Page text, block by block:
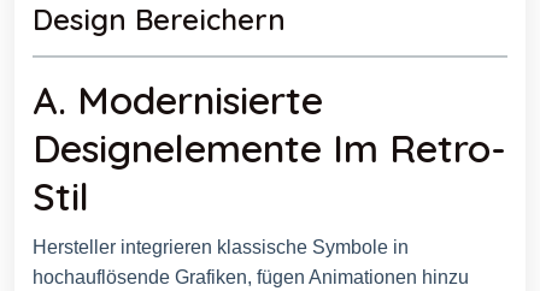
Design Bereichern
A. Modernisierte
Designelemente Im Retro-
Stil
Hersteller integrieren klassische Symbole in
hochauflösende Grafiken, fügen Animationen hinzu